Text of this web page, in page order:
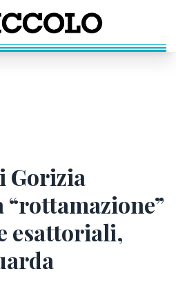
Gorizia
“rottamazione”
esattoriali,